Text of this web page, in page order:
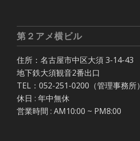
第２アメ横ビル
住所：名古屋市中区大須 3-14-43
地下鉄大須観音2番出口
TEL：052-251-0200（管理事務所）
休日 : 年中無休
営業時間 : AM10:00 ~ PM8:00